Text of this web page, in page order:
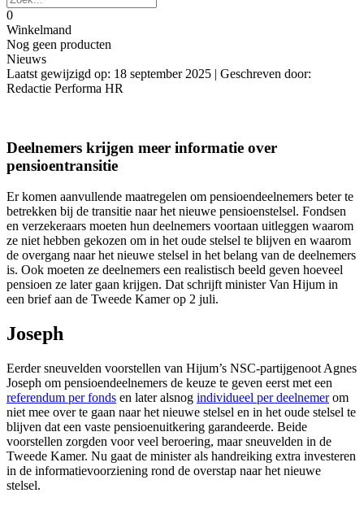
0
Winkelmand
Nog geen producten
Nieuws
Laatst gewijzigd op: 18 september 2025 | Geschreven door:
Redactie Performa HR
Deelnemers krijgen meer informatie over
pensioentransitie
Er komen aanvullende maatregelen om pensioendeelnemers beter te
betrekken bij de transitie naar het nieuwe pensioenstelsel. Fondsen
en verzekeraars moeten hun deelnemers voortaan uitleggen waarom
ze niet hebben gekozen om in het oude stelsel te blijven en waarom
de overgang naar het nieuwe stelsel in het belang van de deelnemers
is. Ook moeten ze deelnemers een realistisch beeld geven hoeveel
pensioen ze later gaan krijgen. Dat schrijft minister Van Hijum in
een brief aan de Tweede Kamer op 2 juli.
Joseph
Eerder sneuvelden voorstellen van Hijum’s NSC-partijgenoot Agnes
Joseph om pensioendeelnemers de keuze te geven eerst met een
referendum per fonds en later alsnog individueel per deelnemerom
niet mee over te gaan naar het nieuwe stelsel en in het oude stelsel te
blijven dat een vaste pensioenuitkering garandeerde. Beide
voorstellen zorgden voor veel beroering, maar sneuvelden in de
Tweede Kamer. Nu gaat de minister als handreiking extra investeren
in de informatievoorziening rond de overstap naar het nieuwe
stelsel.